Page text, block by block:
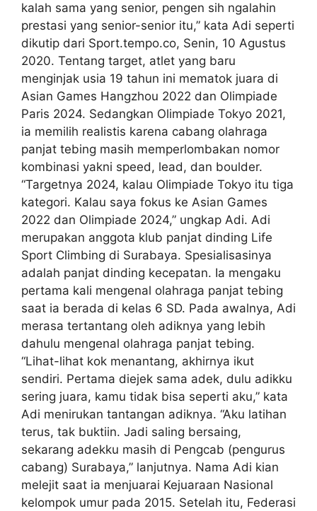
kalah sama yang senior, pengen sih ngalahin
prestasi yang senior-senior itu,” kata Adi seperti
dikutip dari Sport.tempo.co, Senin, 10 Agustus
2020. Tentang target, atlet yang baru
menginjak usia 19 tahun ini mematok juara di
Asian Games Hangzhou 2022 dan Olimpiade
Paris 2024. Sedangkan Olimpiade Tokyo 2021,
ia memilih realistis karena cabang olahraga
panjat tebing masih memperlombakan nomor
kombinasi yakni speed, lead, dan boulder.
“Targetnya 2024, kalau Olimpiade Tokyo itu tiga
kategori. Kalau saya fokus ke Asian Games
2022 dan Olimpiade 2024,” ungkap Adi. Adi
merupakan anggota klub panjat dinding Life
Sport Climbing di Surabaya. Spesialisasinya
adalah panjat dinding kecepatan. Ia mengaku
pertama kali mengenal olahraga panjat tebing
saat ia berada di kelas 6 SD. Pada awalnya, Adi
merasa tertantang oleh adiknya yang lebih
dahulu mengenal olahraga panjat tebing.
“Lihat-lihat kok menantang, akhirnya ikut
sendiri. Pertama diejek sama adek, dulu adikku
sering juara, kamu tidak bisa seperti aku,” kata
Adi menirukan tantangan adiknya. “Aku latihan
terus, tak buktiin. Jadi saling bersaing,
sekarang adekku masih di Pengcab (pengurus
cabang) Surabaya,” lanjutnya. Nama Adi kian
melejit saat ia menjuarai Kejuaraan Nasional
kelompok umur pada 2015. Setelah itu, Federasi